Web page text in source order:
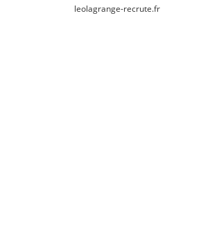
leolagrange-recrute.fr